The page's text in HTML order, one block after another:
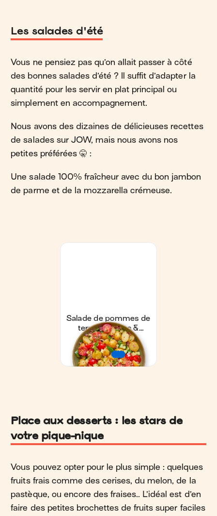
Les salades d'été
Vous ne pensiez pas qu’on allait passer à côté
des bonnes salades d’été ? Il suffit d’adapter la
quantité pour les servir en plat principal ou
simplement en accompagnement.
Nous avons des dizaines de délicieuses recettes
de salades sur JOW, mais nous avons nos
petites préférées 🤫 :
Une salade 100% fraîcheur avec du bon jambon
de parme et de la mozzarella crémeuse.
Place aux desserts : les stars de
votre pique-nique
Vous pouvez opter pour le plus simple : quelques
fruits frais comme des cerises, du melon, de la
pastèque, ou encore des fraises.. L’idéal est d’en
faire des petites brochettes de fruits super faciles